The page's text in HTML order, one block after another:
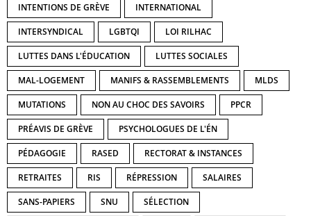
INTENTIONS DE GRÈVE INTERNATIONAL
INTERSYNDICAL LGBTQI LOI RILHAC
LUTTES DANS L'ÉDUCATION LUTTES SOCIALES
MAL-LOGEMENT MANIFS & RASSEMBLEMENTS MLDS
MUTATIONS NON AU CHOC DES SAVOIRS PPCR
PRÉAVIS DE GRÈVE PSYCHOLOGUES DE L'ÉN
PÉDAGOGIE RASED RECTORAT & INSTANCES
RETRAITES RIS RÉPRESSION SALAIRES
SANS-PAPIERS SNU SÉLECTION